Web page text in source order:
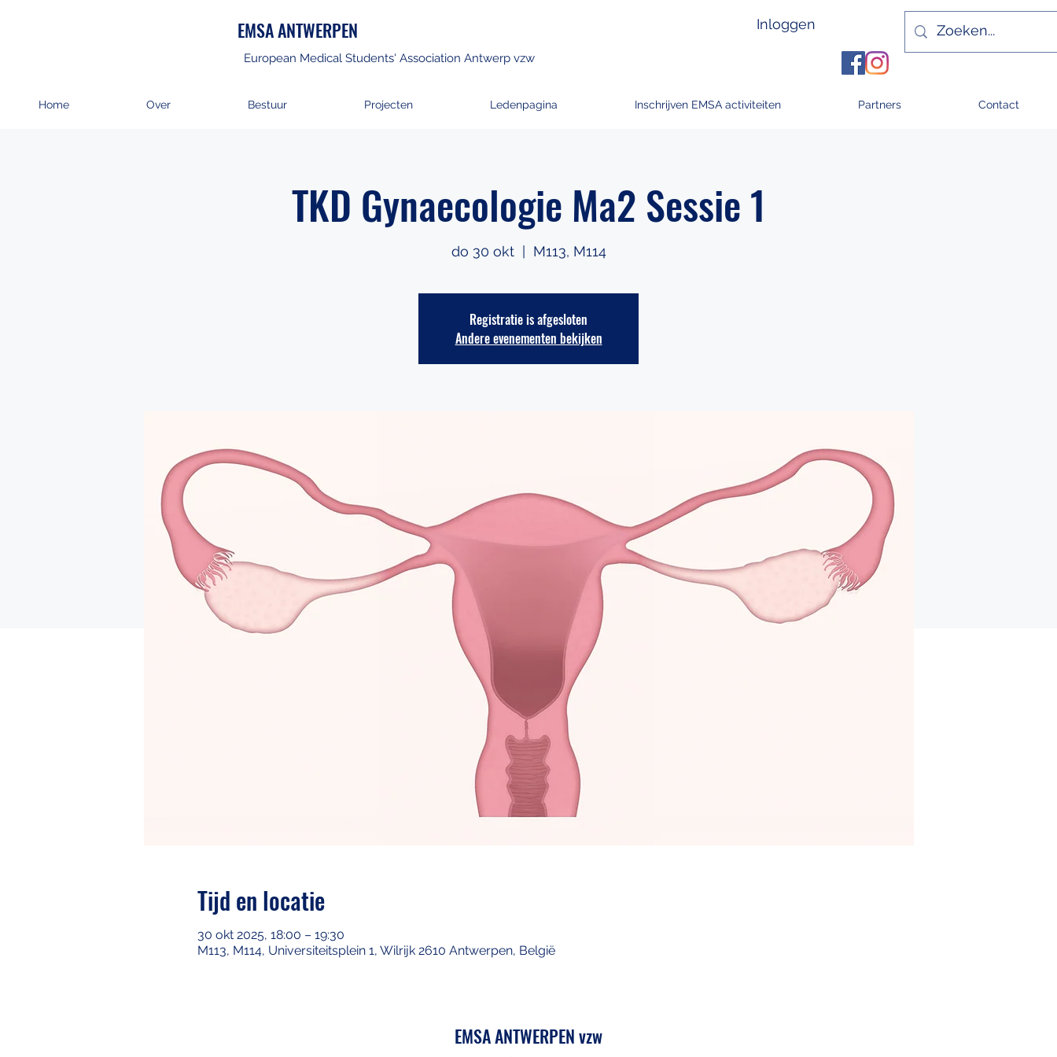
EMSA ANTWERPEN Inloggen
European Medical Students' Association Antwerp vzw
Home Over Bestuur Projecten Ledenpagina Inschrijven EMSA activiteiten Partners Contact
TKD Gynaecologie Ma2 Sessie 1
do 30 okt
  |
M113, M114
Registratie is afgesloten
Andere evenementen bekijken
Tijd en locatie
30 okt 2025, 18:00 – 19:30
M113, M114, Universiteitsplein 1, Wilrijk 2610 Antwerpen, België
EMSA ANTWERPEN vzw